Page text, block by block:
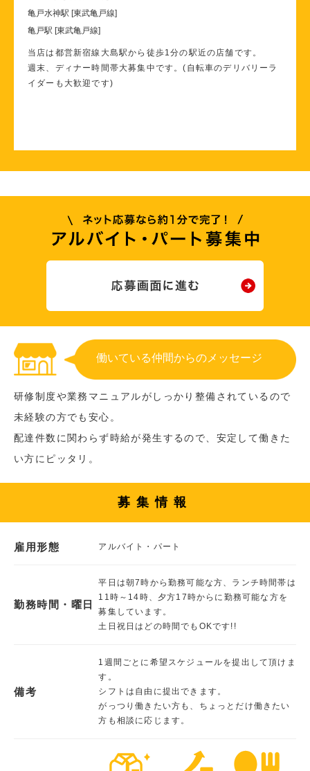
亀戸水神駅 [東武亀戸線]
亀戸駅 [東武亀戸線]
当店は都営新宿線大島駅から徒歩1分の駅近の店舗です。
週末、ディナー時間帯大募集中です。(自転車のデリバリーラ
イダーも大歓迎です)
働いている仲間からのメッセージ
研修制度や業務マニュアルがしっかり整備されているので
未経験の方でも安心。
配達件数に関わらず時給が発生するので、安定して働きた
い方にピッタリ。
募集情報
雇用形態 アルバイト・パート
勤務時間・曜日
平日は朝7時から勤務可能な方、ランチ時間帯は
11時～14時、夕方17時からに勤務可能な方を
募集しています。
土日祝日はどの時間でもOKです!!
備考
1週間ごとに希望スケジュールを提出して頂けま
す。
シフトは自由に提出できます。
がっつり働きたい方も、ちょっとだけ働きたい
方も相談に応じます。